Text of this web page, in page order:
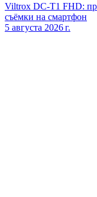
Viltrox DC‑T1 FHD:
съёмки на смартфон
5 августа 2026 г.